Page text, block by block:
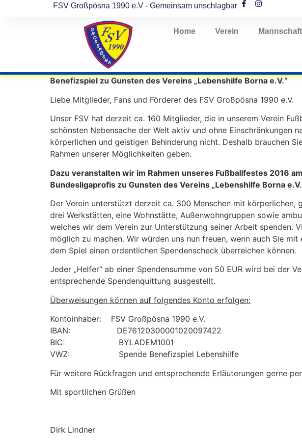
FSV Großpösna 1990 e.V - Gemeinsam unschlagbar
Home Verein
Benefizspiel zu Gunsten des Vereins „Lebenshilfe Borna e.V.“
Liebe Mitglieder, Fans und Förderer des FSV Großpösna 1990 e.V.
Unser FSV hat derzeit ca. 160 Mitglieder, die in unserem Verein
schönsten Nebensache der Welt aktiv und ohne Einschränkungen
körperlichen und geistigen Behinderung nicht. Deshalb brauchen
Rahmen unserer Möglichkeiten geben.
Dazu veranstalten wir im Rahmen unseres Fußballfestes 2016
Bundesligaprofis zu Gunsten des Vereins „Lebenshilfe Borna
Der Verein unterstützt derzeit ca. 300 Menschen mit körperlichen,
drei Werkstätten, eine Wohnstätte, Außenwohngruppen sowie
welches wir dem Verein zur Unterstützung seiner Arbeit spenden.
möglich zu machen. Wir würden uns nun freuen, wenn auch Sie
dem Spiel einen ordentlichen Spendenscheck überreichen können.
Jeder „Helfer“ ab einer Spendensumme von 50 EUR wird bei der
entsprechende Spendenquittung ausgestellt.
Überweisungen können auf folgendes Konto erfolgen:
Kontoinhaber: FSV Großpösna 1990 e.V.
IBAN: DE76120300001020097422
BIC: BYLADEM1001
VWZ: Spende Benefizspiel Lebenshilfe
Für weitere Rückfragen und entsprechende Erläuterungen gerne
Mit sportlichen Grüßen
Dirk Lindner